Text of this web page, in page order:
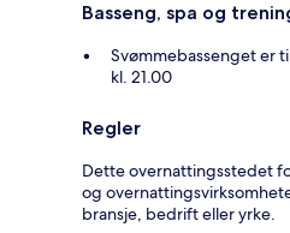
Basseng, spa og
Svømmebassenget er
kl. 21.00
Regler
Dette overnattingsstedet
og
bransje, bedrift eller yrke.